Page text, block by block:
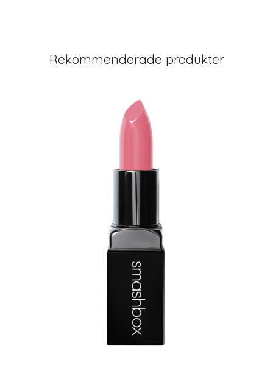
Rekommenderade produkter